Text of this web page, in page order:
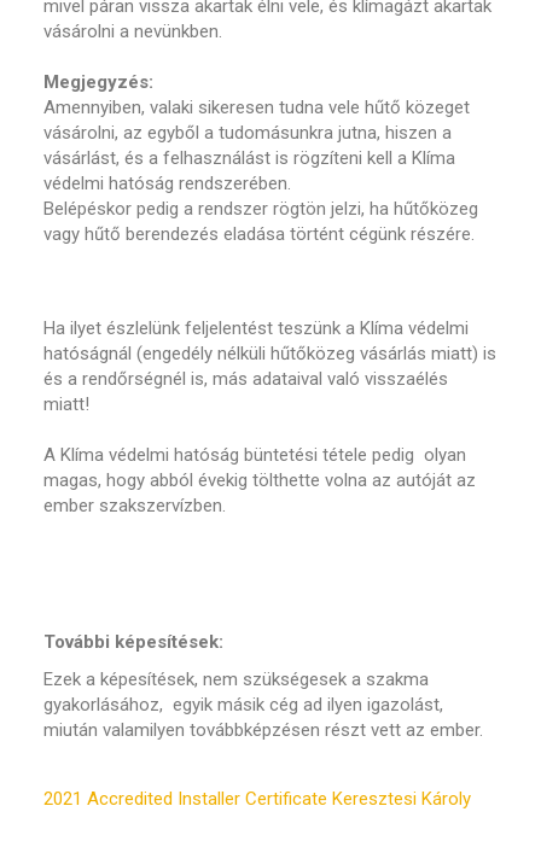
mivel páran vissza akartak élni vele, és klímagázt akartak
vásárolni a nevünkben.
Megjegyzés:
Amennyiben, valaki sikeresen tudna vele hűtő közeget
vásárolni, az egyből a tudomásunkra jutna, hiszen a
vásárlást, és a felhasználást is rögzíteni kell a Klíma
védelmi hatóság rendszerében.
Belépéskor pedig a rendszer rögtön jelzi, ha hűtőközeg
vagy hűtő berendezés eladása történt cégünk részére.
Ha ilyet észlelünk feljelentést teszünk a Klíma védelmi
hatóságnál (engedély nélküli hűtőközeg vásárlás miatt) is
és a rendőrségnél is, más adataival való visszaélés
miatt!
A Klíma védelmi hatóság büntetési tétele pedig olyan
magas, hogy abból évekig tölthette volna az autóját az
ember szakszervízben.
További képesítések:
Ezek a képesítések, nem szükségesek a szakma
gyakorlásához, egyik másik cég ad ilyen igazolást,
miután valamilyen továbbképzésen részt vett az ember.
2021 Accredited Installer Certificate Keresztesi Károly